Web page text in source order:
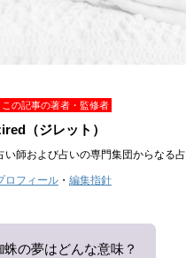
この記事の著者・監修者
（ジレット）
い師および占いの専門集団からなる
ロフィール ・ 編集指針
蛛の夢はどんな意味？